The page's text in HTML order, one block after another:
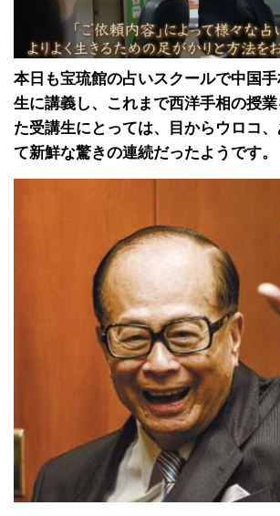
本日も宝琉館の占いスクールで中国
生に講義し、これまで西洋手相の授
た受講生にとっては、目からウロコ、
て新鮮な驚きの連続だったようです。